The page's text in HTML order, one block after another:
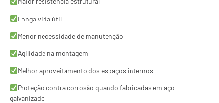
Longa vida útil
Menor necessidade de manutenção
Agilidade na montagem
Melhor aproveitamento dos espaços internos
Proteção contra corrosão quando fabricadas em aço
galvanizado